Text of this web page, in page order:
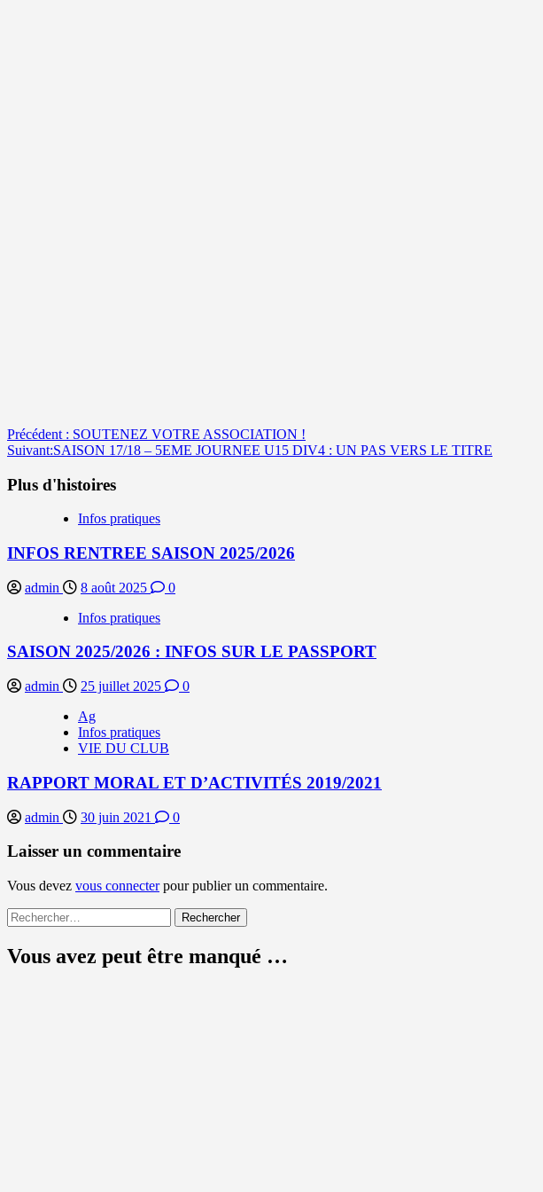
Navigation
d’article
Précédent : SOUTENEZ VOTRE ASSOCIATION !
Suivant:SAISON 17/18 – 5EME JOURNEE U15 DIV4 : UN PAS VERS LE TITRE
Plus d'histoires
Infos pratiques
INFOS RENTREE SAISON 2025/2026
admin 8 août 2025
0
Infos pratiques
SAISON 2025/2026 : INFOS SUR LE PASSPORT
admin 25 juillet 2025
0
Ag
Infos pratiques
VIE DU CLUB
RAPPORT MORAL ET D’ACTIVITÉS 2019/2021
admin 30 juin 2021 0
Laisser un commentaire
Vous devez vous connecterpour publier un commentaire.
Rechercher :
Vous avez peut être manqué …